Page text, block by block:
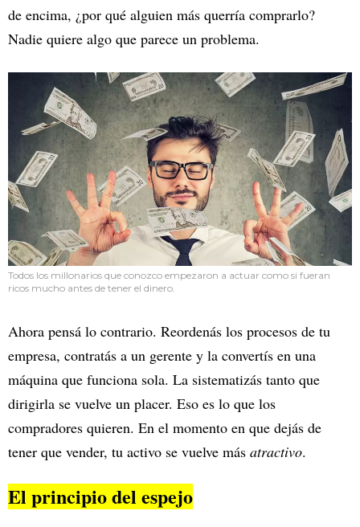
de encima, ¿por qué alguien más querría comprarlo?
Nadie quiere algo que parece un problema.
Todos los millonarios que conozco empezaron a actuar como si fueran
ricos mucho antes de tener el dinero.
Ahora pensá lo contrario. Reordenás los procesos de tu
empresa, contratás a un gerente y la convertís en una
máquina que funciona sola. La sistematizás tanto que
dirigirla se vuelve un placer. Eso es lo que los
compradores quieren. En el momento en que dejás de
tener que vender, tu activo se vuelve más atractivo.
El principio del espejo